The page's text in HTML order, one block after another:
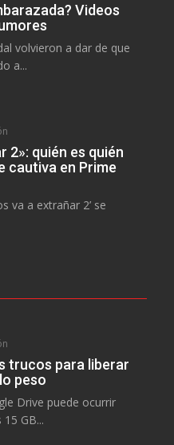
Videos
volvieron a dar de que
a...
2»: quién es quién
cautiva en Prime
va a extrañar 2’ se
trucos para liberar
peso
Drive puede ocurrir
GB...